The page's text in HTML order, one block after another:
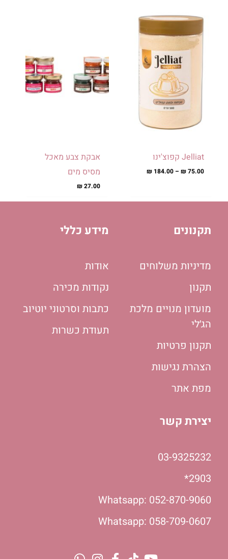
Jelliat קפוצ'ינו
75.00
₪
–
184.00
₪
טווח
מחירים:
עד
⁦184.00 ₪⁩
למוצר
זה
יש
מספר
לבחור
האפשרויות
בעמוד
המוצר
אבקת צבע מאכל
מסיס מים
27.00
₪
סוגים.
ניתן
לבחור
את
תקנונים
מדיניות משלוחים
תקנון
מועדון מנויים מלכת
הג׳לי
תקנון פרטיות
הצהרת נגישות
מפת אתר
מידע כללי
אודות
נקודות מכירה
כתבות וסרטוני יוטיוב
תעודת כשרות
יצירת קשר
03-9325232
2903*
Whatsapp: 052-870-9060
Whatsapp: 058-709-0607